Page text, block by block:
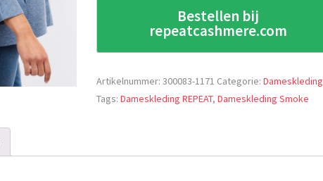
Bestellen bij
repeatcashmere.com
Artikelnummer:300083-1171 Categorie:Dameskleding
Tags:Dameskleding REPEAT,Dameskleding Smoke